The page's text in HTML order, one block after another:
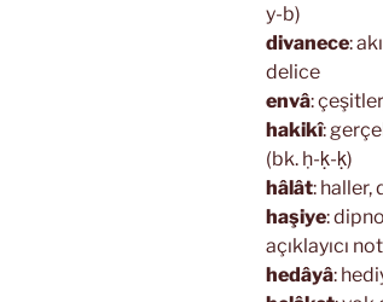
y-b)
divanece:
delice
envâ:
hakikî:
(bk. ḥ-ḳ-ḳ)
hâlât: haller,
haşiye:
açıklayıcı not
hedâyâ: